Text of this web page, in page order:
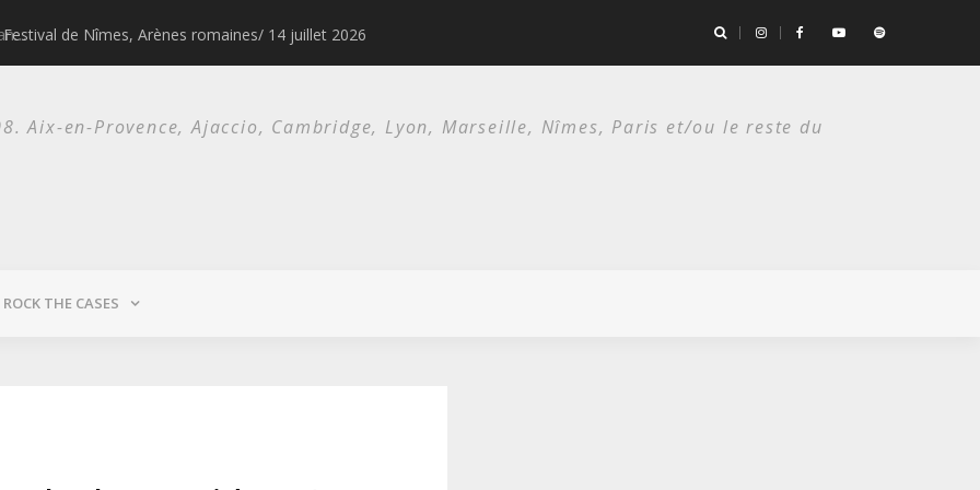
de Nîmes, Arènes romaines/ 14 juillet 2026
Aix-en-Provence, Ajaccio, Cambridge, Lyon, Marseille, Nîmes, Paris et/ou le reste du
ROCK THE CASES